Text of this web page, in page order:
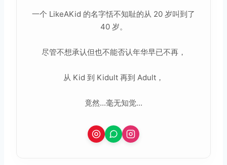
一个 LikeAKid 的名字恬不知耻的从 20 岁叫到了
40 岁。
尽管不想承认但也不能否认年华早已不再，
从 Kid 到 Kidult 再到 Adult，
竟然...毫无知觉...